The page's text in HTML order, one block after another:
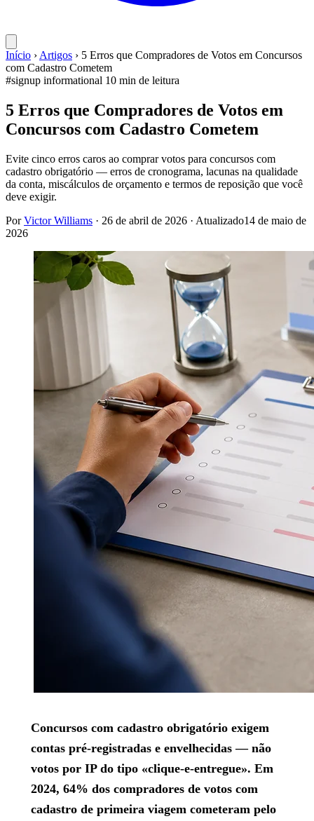
Início › Artigos › 5 Erros que Compradores de Votos em Concursos
com Cadastro Cometem
#signup informational 10 min de leitura
5 Erros que Compradores de Votos em
Concursos com Cadastro Cometem
Evite cinco erros caros ao comprar votos para concursos com
cadastro obrigatório — erros de cronograma, lacunas na qualidade
da conta, miscálculos de orçamento e termos de reposição que você
deve exigir.
PorVictor Williams · 26 de abril de 2026 · Atualizado14 de maio de
2026
Concursos com cadastro obrigatório exigem
contas pré-registradas e envelhecidas — não
votos por IP do tipo «clique-e-entregue». Em
2024, 64% dos compradores de votos com
cadastro de primeira viagem cometeram pelo